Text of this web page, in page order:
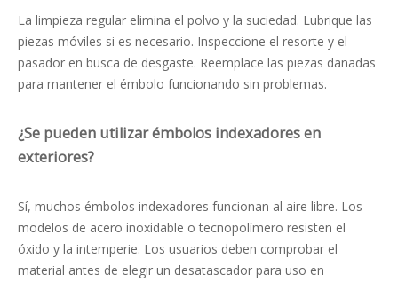
La limpieza regular elimina el polvo y la suciedad. Lubrique las
piezas móviles si es necesario. Inspeccione el resorte y el
pasador en busca de desgaste. Reemplace las piezas dañadas
para mantener el émbolo funcionando sin problemas.
¿Se pueden utilizar émbolos indexadores en
exteriores?
Sí, muchos émbolos indexadores funcionan al aire libre. Los
modelos de acero inoxidable o tecnopolímero resisten el
óxido y la intemperie. Los usuarios deben comprobar el
material antes de elegir un desatascador para uso en